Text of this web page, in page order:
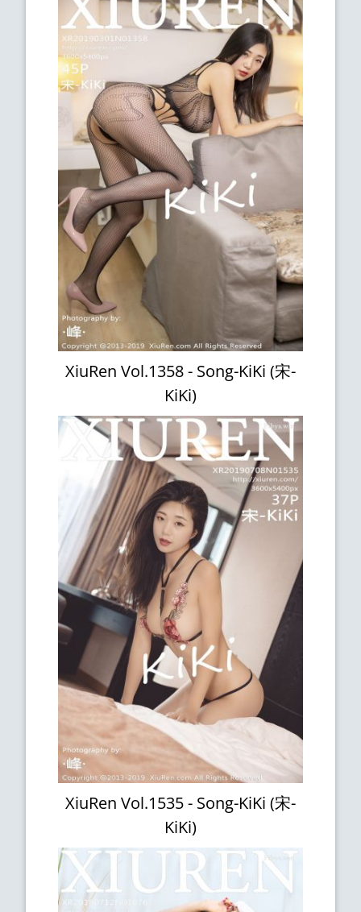
XiuRen Vol.1358 - Song-KiKi (宋-
KiKi)
XiuRen Vol.1535 - Song-KiKi (宋-
KiKi)